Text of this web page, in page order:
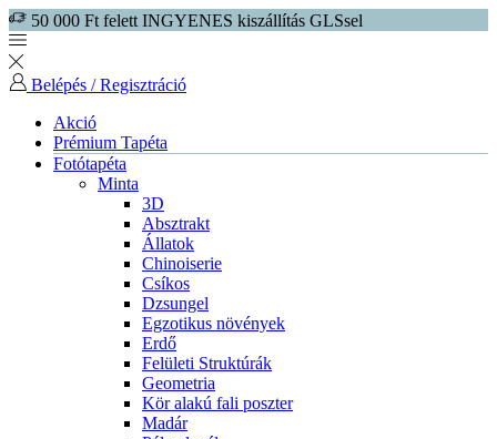
50 000 Ft felett INGYENES kiszállítás GLSsel
Belépés / Regisztráció
Akció
Prémium Tapéta
Fotótapéta
Minta
3D
Absztrakt
Állatok
Chinoiserie
Csíkos
Dzsungel
Egzotikus növények
Erdő
Felületi Struktúrák
Geometria
Kör alakú fali poszter
Madár